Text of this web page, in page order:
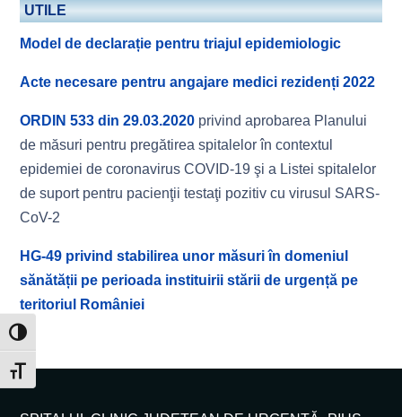
Toggle High Contrast
Toggle Font size
UTILE
Model de declarație pentru triajul epidemiologic
Acte necesare pentru angajare medici rezidenți 2022
ORDIN 533 din 29.03.2020 privind aprobarea Planului
de măsuri pentru pregătirea spitalelor în contextul
epidemiei de coronavirus COVID-19 şi a Listei spitalelor
de suport pentru pacienţii testaţi pozitiv cu virusul SARS-
CoV-2
HG-49 privind stabilirea unor măsuri în domeniul
sănătății pe perioada instituirii stării de urgență pe
teritoriul României